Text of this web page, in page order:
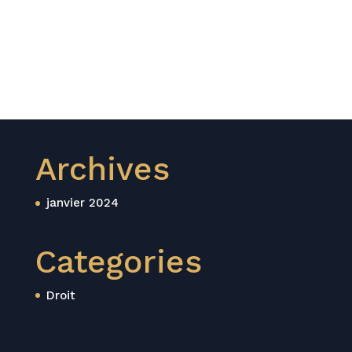
Archives
janvier 2024
Categories
Droit